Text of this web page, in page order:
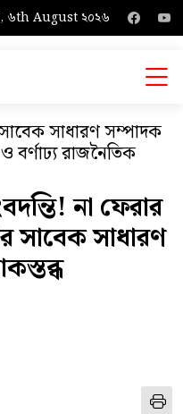
৬th August ২০২৬
সাধারণ সম্পাদক
রাজনৈতিক
না ফেরার
সাবেক সাধারণ